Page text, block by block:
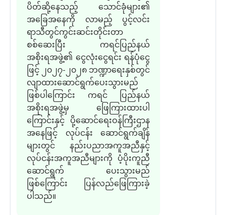
ပိတ်ဆို့နေသည့် သောင်ခုံများ၏
အခြေအနေကို လာမည့် ပွင့်လင်း
ရာသီတွင်ကွင်းဆင်းတိုင်းတာ
စစ်ဆေးပြီး ကရင်ပြည်နယ်
အစိုးရအဖွဲ့၏ ငွေလုံးငွေရင်း ရန်ပုံငွေ
ဖြင့် ၂၀၂၇- ၂၀၂၈ ဘဏ္ဍာရေးနှစ်တွင်
လျာထားဆောင်ရွက်ပေးသွားမည်
ဖြစ်ပါကြောင်း ကရင် ပြည်နယ်
အစိုးရအဖွဲ့မှ ဖြေကြားထားပါ
ကြောင်းနှင့် ပို့ဆောင်ရေးဝန်ကြီးဌာန
အနေဖြင့် လုပ်ငန်း ဆောင်ရွက်ချိန်
များတွင် နည်းပညာအကူအညီနှင့်
လုပ်ငန်းအကူအညီများကို ပံ့ပိုးကူညီ
ဆောင်ရွက် ပေးသွားမည်
ဖြစ်ကြောင်း ပြန်လည်ဖြေကြားခဲ့
ပါသည်။